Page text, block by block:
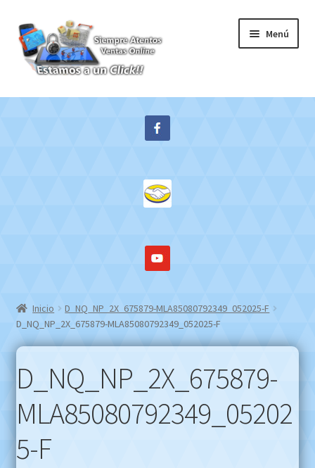
Ir
a
la
navegación
Ir
al
contenido
Menú
Inicio
Inicio
D_NQ_NP_2X_675879-MLA85080792349_052025-F
D_NQ_NP_2X_675879-MLA85080792349_052025-F
D_NQ_NP_2X_675879-
MLA85080792349_05202
5-F